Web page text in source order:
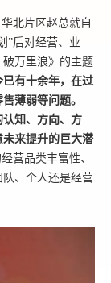
北片区赵总就自
”后对经营、业
万里浪》的主题
已有十余年，在过
薄弱等问题。
认知、方向、方
来提升的巨大潜
营品类丰富性、
、个人还是经营